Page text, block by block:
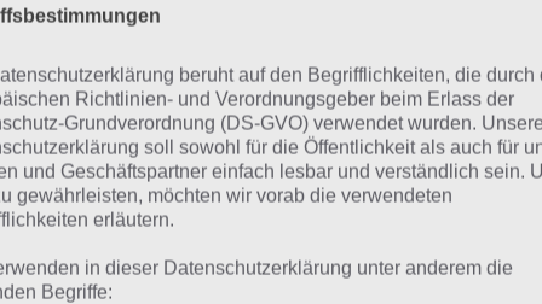
beruht auf den Begrifflichkeiten, die durch
Richtlinien- und Verordnungsgeber beim Erlass der
Grundverordnung (DS-GVO) verwendet wurden. Unsere
soll sowohl für die Öffentlichkeit als auch für
und Geschäftspartner einfach lesbar und verständlich sein.
gewährleisten, möchten wir vorab die verwendeten
erläutern.
in dieser Datenschutzerklärung unter anderem die
Begriffe: